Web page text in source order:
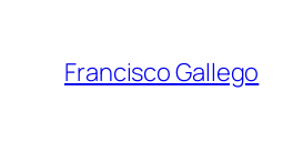
contenido
Francisco Gallego